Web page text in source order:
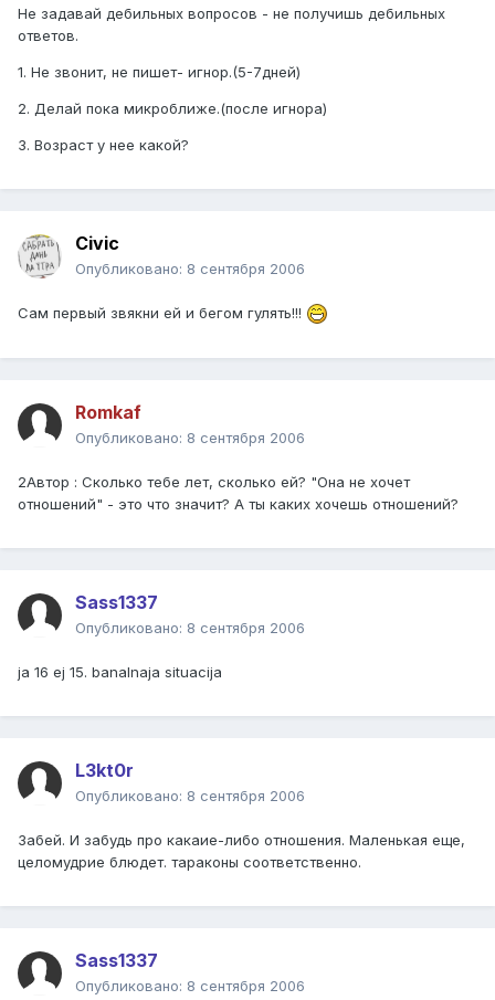
Не задавай дебильных вопросов - не получишь дебильных
ответов.
1. Не звонит, не пишет- игнор.(5-7дней)
2. Делай пока микроближе.(после игнора)
3. Возраст у нее какой?
Civic
Опубликовано: 8 сентября 2006
Сам первый звякни ей и бегом гулять!!!
Romkaf
Опубликовано: 8 сентября 2006
2Автор : Сколько тебе лет, сколько ей? "Она не хочет
отношений" - это что значит? А ты каких хочешь отношений?
Sass1337
Опубликовано: 8 сентября 2006
ja 16 ej 15. banalnaja situacija
L3kt0r
Опубликовано: 8 сентября 2006
Забей. И забудь про какаие-либо отношения. Маленькая еще,
целомудрие блюдет. тараконы соответственно.
Sass1337
Опубликовано: 8 сентября 2006